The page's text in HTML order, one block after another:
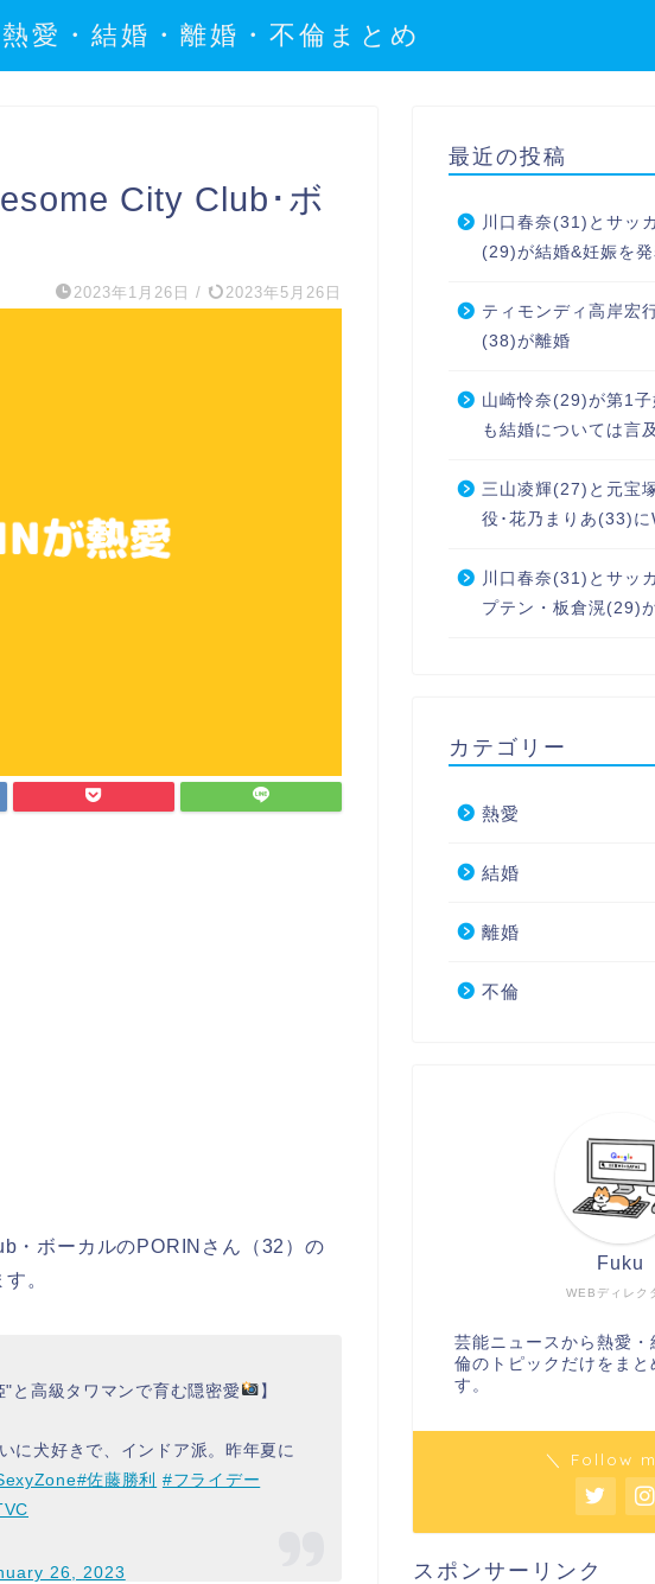
愛・結婚・離婚・不倫まとめ
City Club･ボ
2023年1月26日 / 2023年5月26日
・ボーカルのPORINさん（32）の
。
と高級タワマンで育む隠密愛 】
に犬好きで、インドア派。昨年夏に
#佐藤勝利
#フライデー
26, 2023
最近の投稿
川口春奈(31)とサッ
(29)が結婚&妊娠を発
ティモンディ高岸宏
(38)が離婚
山崎怜奈(29)が第1子
も結婚については言
三山凌輝(27)と元宝
役･花乃まりあ(33)に
川口春奈(31)とサッ
プテン・板倉滉(29)
カテゴリー
熱愛
結婚
離婚
不倫
WEBディレク
Fuku
芸能ニュースから熱愛・
倫のトピックだけをまと
す。
＼ Follow
スポンサーリンク